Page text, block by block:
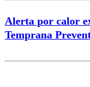
Alerta por calor
Temprana